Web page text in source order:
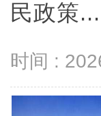
民政策
时间 :